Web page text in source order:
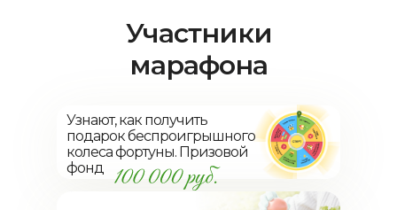
Участники
марафона
Узнают, как получить
подарок беспроигрышного
колеса фортуны. Призовой
фонд